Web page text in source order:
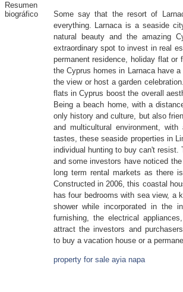
Resumen
biográfico
Some say that the resort of
everything. Larnaca is a seaside
natural beauty and the amazing
extraordinary spot to invest in real
permanent residence, holiday flat
the Cyprus homes in Larnaca have
the view or host a garden
flats in Cyprus boost the overall
Being a beach home, with a
only history and culture, but also
and multicultural environment,
tastes, these seaside properties in
individual hunting to buy can't
and some investors have noticed
long term rental markets as there
Constructed in 2006, this coastal
has four bedrooms with sea view, a
shower while incorporated in the
furnishing, the electrical
attract the investors and
to buy a vacation house or a
property for sale ayia napa